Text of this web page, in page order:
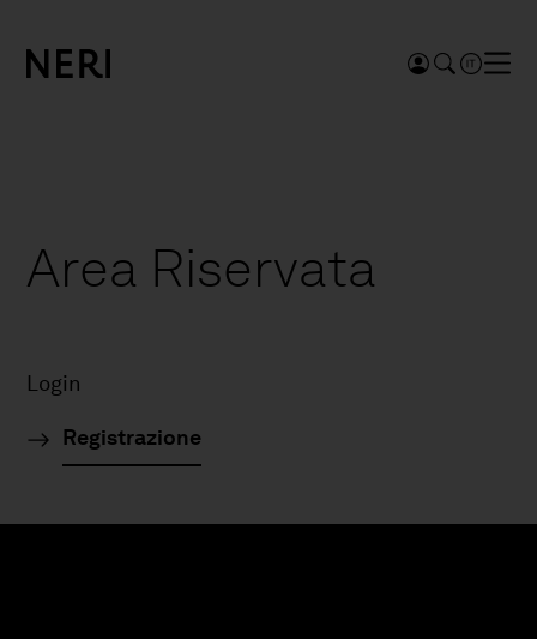
Area Riservata
Login
Registrazione